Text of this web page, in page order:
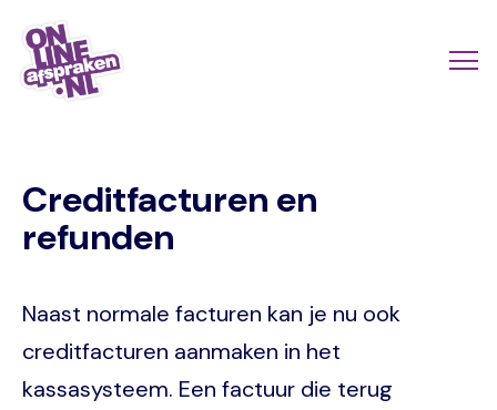
Naar
hoofdinhoud
Creditfacturen en
refunden
Naast normale facturen kan je nu ook
creditfacturen aanmaken in het
kassasysteem. Een factuur die terug